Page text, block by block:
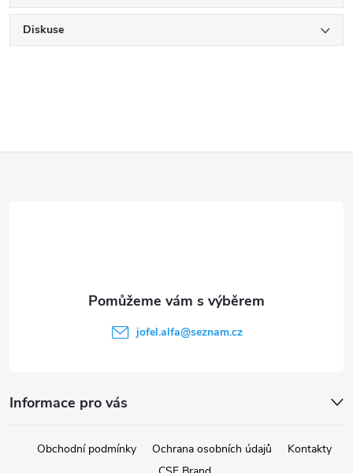
Diskuse
Informace pro vás
jofel.alfa@seznam.cz
Obchodní podmínky Ochrana osobních údajů
Kontakty